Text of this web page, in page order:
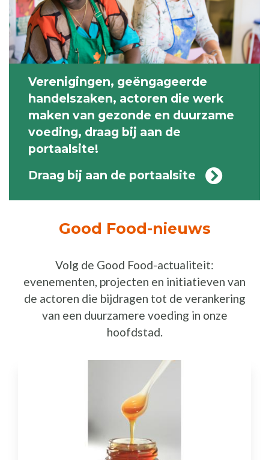
Verenigingen, geëngageerde
handelszaken, actoren die werk
maken van gezonde en duurzame
voeding, draag bij aan de
portaalsite!
Draag bij aan de portaalsite
Good Food-nieuws
Volg de Good Food-actualiteit:
evenementen, projecten en initiatieven van
de actoren die bijdragen tot de verankering
van een duurzamere voeding in onze
hoofdstad.